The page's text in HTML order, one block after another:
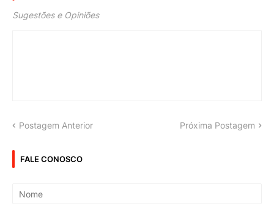
Sugestões e Opiniões
Postagem Anterior Próxima Postagem
FALE CONOSCO